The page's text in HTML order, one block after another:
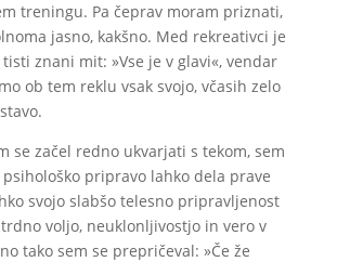
treningu. Pa čeprav moram priznati,
jasno, kakšno. Med rekreativci je
znani mit: »Vse je v glavi«, vendar
ob tem reklu vsak svojo, včasih zelo
se začel redno ukvarjati s tekom, sem
pripravo lahko dela prave
svojo slabšo telesno pripravljenost
voljo, neuklonljivostjo in vero v
tako sem se prepričeval: »Če že